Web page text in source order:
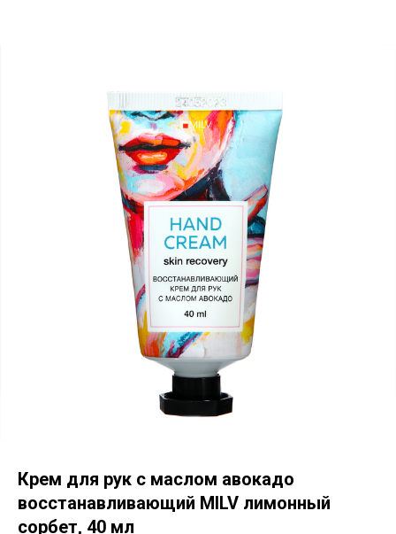
Крем для рук с маслом авокадо
восстанавливающий MILV лимонный
сорбет, 40 мл